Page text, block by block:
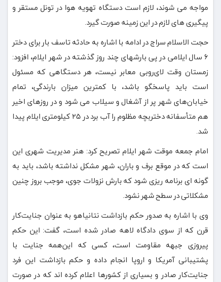
مواجه می شوند، لازم است دستگاه تهویه هوا در تونل مستقر و
پیگیری های لازم در این زمینه صورت گیرد.
حجت الاسلام سراج در ادامه با اشاره به حادثه تاسف بار برای دختر
۶ سال ایلامی در پی بارشهای چند روز گذشته در شهر ایلام، افزود:
زمستان وقت لای‌روبی معابر نیست، هر دستگاهی که مسئول
است باید پاسخگو باشد، با کمترین میزان بارندگی، تمام
خیابان‌های شهر پر از آشغال و سیلاب می شود و در روزهای اخیر
هم متأسفانه دختربچه مظلوم را آب برد در ۲۵ کیلومتری ایلام پیدا
شد.
امام جمعه موقت شهر ایلام تصریح کرد: هنر مدیریت شهری این
است که در موقع برف و باران، شهر مشکل نداشته باشد، باید به
گونه ای برنامه ریزی شود که بارش نزولات جوی، موجب بروز چنین
مشکلاتی در سطح شهر نشود.
وی با اشاره به صدور حکم بازداشت نتانیاهو به عنوان جنایت‌کار
قرن که از سوی دادگاه لاهه صادر شده است، گفت: این حکم
پیروزی جبهه مقاومت است، کسی که این‌همه جنایت با
پشتیبانی آمریکا و اروپا انجام داده و حکم بازداشت این فرد
جنایت‌کار صادر و بسیاری از کشورها اعلام کرده اند که در صورت